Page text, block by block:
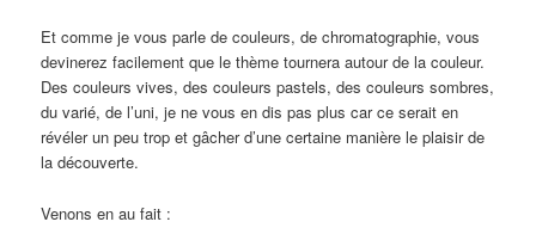
Et comme je vous parle de couleurs, de chromatographie, vous
devinerez facilement que le thème tournera autour de la couleur.
Des couleurs vives, des couleurs pastels, des couleurs sombres,
du varié, de l’uni, je ne vous en dis pas plus car ce serait en
révéler un peu trop et gâcher d’une certaine manière le plaisir de
la découverte.
Venons en au fait :